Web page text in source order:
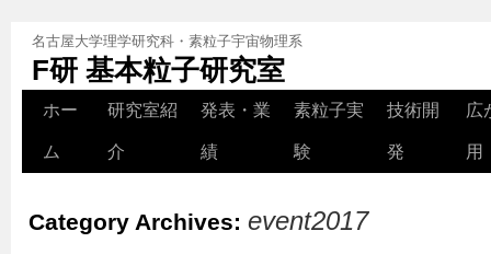
名古屋大学理学研究科・素粒子宇宙物理系
F研 基本粒子研究室
ホー
ム
研究室紹
介
発表・業
績
素粒子実
験
技術開
発
広
用
Category Archives:event2017